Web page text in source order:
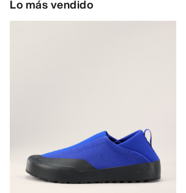
Lo más vendido